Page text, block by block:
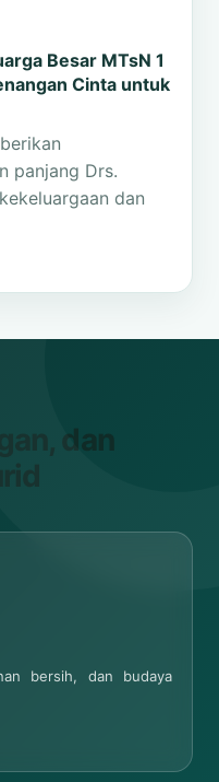
Besar MTsN 1
Cinta untuk
panjang Drs.
dan
dan
bersih, dan budaya